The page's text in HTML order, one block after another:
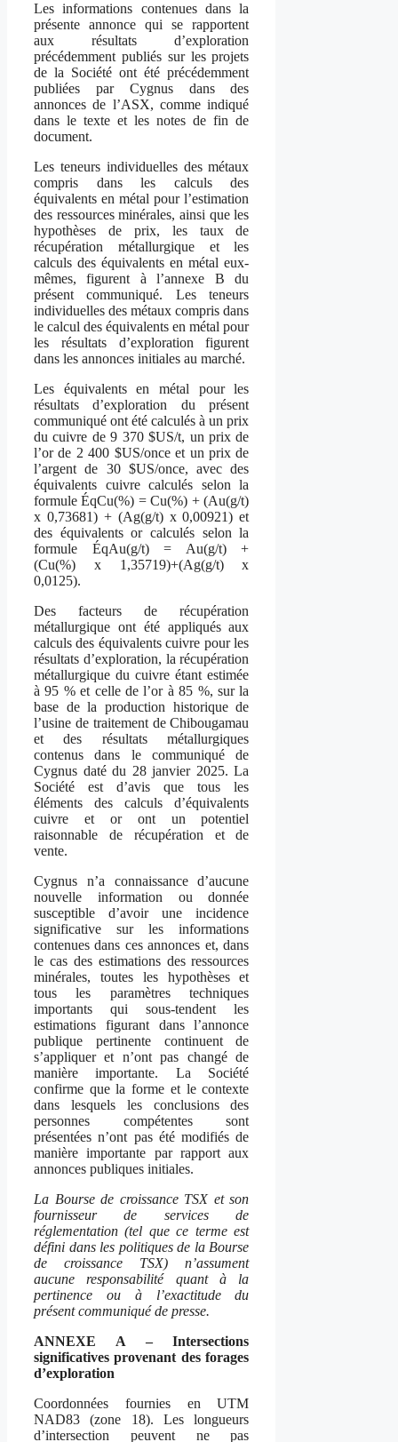
Les informations contenues dans la
présente annonce qui se rapportent
aux résultats d’exploration
précédemment publiés sur les projets
de la Société ont été précédemment
publiées par Cygnus dans des
annonces de l’ASX, comme indiqué
dans le texte et les notes de fin de
document.
Les teneurs individuelles des métaux
compris dans les calculs des
équivalents en métal pour l’estimation
des ressources minérales, ainsi que les
hypothèses de prix, les taux de
récupération métallurgique et les
calculs des équivalents en métal eux-
mêmes, figurent à l’annexe B du
présent communiqué. Les teneurs
individuelles des métaux compris dans
le calcul des équivalents en métal pour
les résultats d’exploration figurent
dans les annonces initiales au marché.
Les équivalents en métal pour les
résultats d’exploration du présent
communiqué ont été calculés à un prix
du cuivre de 9 370 $US/t, un prix de
l’or de 2 400 $US/once et un prix de
l’argent de 30 $US/once, avec des
équivalents cuivre calculés selon la
formule ÉqCu(%) = Cu(%) + (Au(g/t)
x 0,73681) + (Ag(g/t) x 0,00921) et
des équivalents or calculés selon la
formule ÉqAu(g/t) = Au(g/t) +
(Cu(%) x 1,35719)+(Ag(g/t) x
0,0125).
Des facteurs de récupération
métallurgique ont été appliqués aux
calculs des équivalents cuivre pour les
résultats d’exploration, la récupération
métallurgique du cuivre étant estimée
à 95 % et celle de l’or à 85 %, sur la
base de la production historique de
l’usine de traitement de Chibougamau
et des résultats métallurgiques
contenus dans le communiqué de
Cygnus daté du 28 janvier 2025. La
Société est d’avis que tous les
éléments des calculs d’équivalents
cuivre et or ont un potentiel
raisonnable de récupération et de
vente.
Cygnus n’a connaissance d’aucune
nouvelle information ou donnée
susceptible d’avoir une incidence
significative sur les informations
contenues dans ces annonces et, dans
le cas des estimations des ressources
minérales, toutes les hypothèses et
tous les paramètres techniques
importants qui sous-tendent les
estimations figurant dans l’annonce
publique pertinente continuent de
s’appliquer et n’ont pas changé de
manière importante. La Société
confirme que la forme et le contexte
dans lesquels les conclusions des
personnes compétentes sont
présentées n’ont pas été modifiés de
manière importante par rapport aux
annonces publiques initiales.
La Bourse de croissance TSX et son
fournisseur de services de
réglementation (tel que ce terme est
défini dans les politiques de la Bourse
de croissance TSX) n’assument
aucune responsabilité quant à la
pertinence ou à l’exactitude du
présent communiqué de presse.
ANNEXE A – Intersections
significatives provenant des forages
d’exploration
Coordonnées fournies en UTM
NAD83 (zone 18). Les longueurs
d’intersection peuvent ne pas